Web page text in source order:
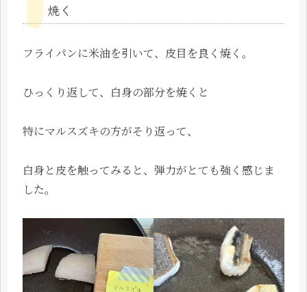
焼く
フライパンに米油を引いて、皮目を良く焼く。
ひっくり返して、白身の部分を焼くと
特にマルスズキの方がそり返って、
白身と皮を触ってみると、弾力がとても強く感じま
した。